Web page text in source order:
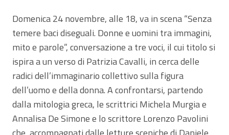
Domenica 24 novembre, alle 18, va in scena “Senza
temere baci diseguali. Donne e uomini tra immagini,
mito e parole”, conversazione a tre voci, il cui titolo si
ispira a un verso di Patrizia Cavalli, in cerca delle
radici dell’immaginario collettivo sulla figura
dell’uomo e della donna. A confrontarsi, partendo
dalla mitologia greca, le scrittrici Michela Murgia e
Annalisa De Simone e lo scrittore Lorenzo Pavolini